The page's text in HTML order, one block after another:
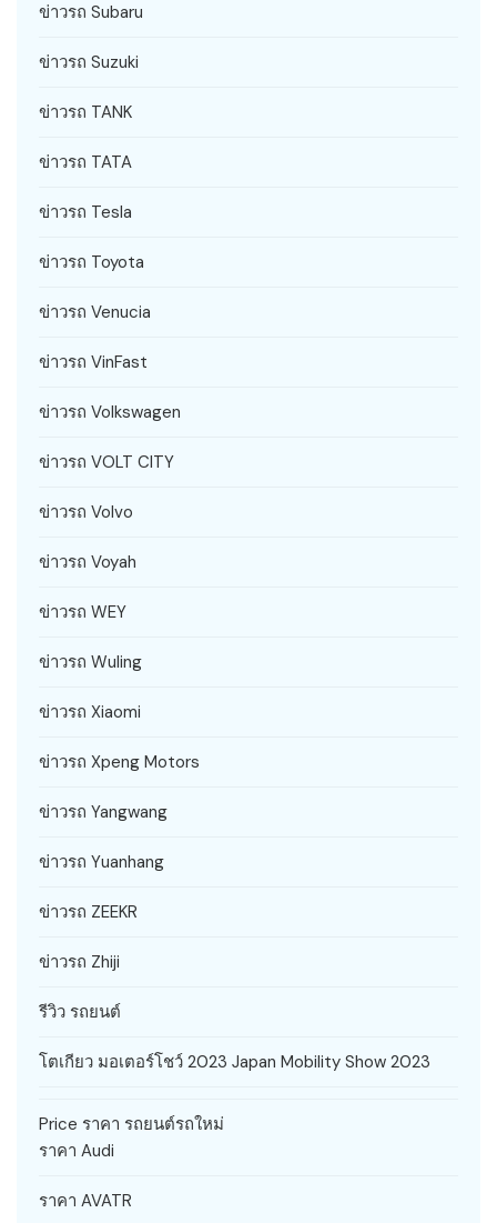
ข่าวรถ Subaru
ข่าวรถ Suzuki
ข่าวรถ TANK
ข่าวรถ TATA
ข่าวรถ Tesla
ข่าวรถ Toyota
ข่าวรถ Venucia
ข่าวรถ VinFast
ข่าวรถ Volkswagen
ข่าวรถ VOLT CITY
ข่าวรถ Volvo
ข่าวรถ Voyah
ข่าวรถ WEY
ข่าวรถ Wuling
ข่าวรถ Xiaomi
ข่าวรถ Xpeng Motors
ข่าวรถ Yangwang
ข่าวรถ Yuanhang
ข่าวรถ ZEEKR
ข่าวรถ Zhiji
รีวิว รถยนต์
โตเกียว มอเตอร์โชว์ 2023 Japan Mobility Show 2023
Price ราคา รถยนต์รถใหม่
ราคา Audi
ราคา AVATR